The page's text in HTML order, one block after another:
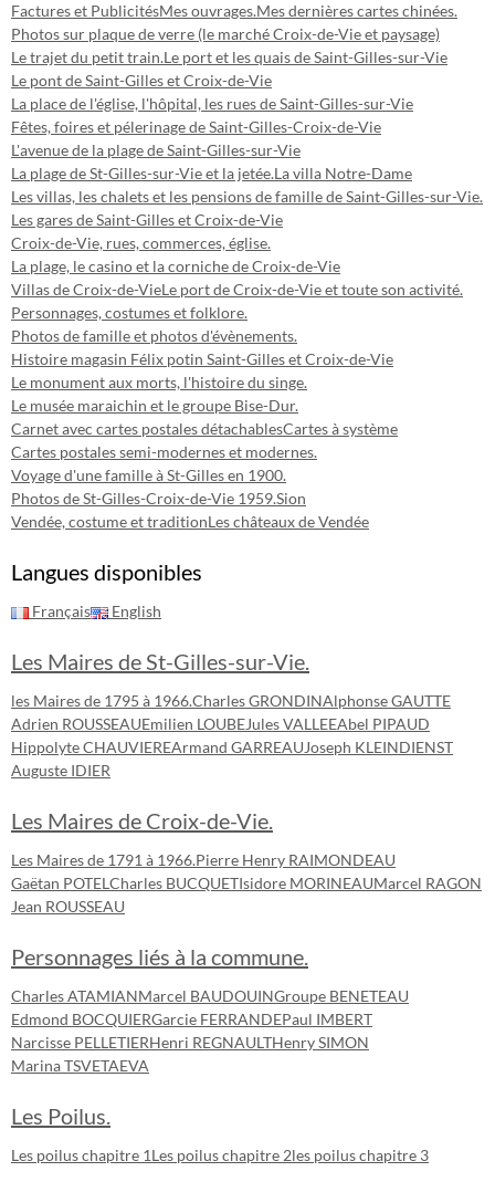
Factures et PublicitésMes ouvrages.Mes dernières cartes chinées.
Photos sur plaque de verre (le marché Croix-de-Vie et paysage)
Le trajet du petit train.Le port et les quais de Saint-Gilles-sur-Vie
Le pont de Saint-Gilles et Croix-de-Vie
La place de l'église, l'hôpital, les rues de Saint-Gilles-sur-Vie
Fêtes, foires et pélerinage de Saint-Gilles-Croix-de-Vie
L'avenue de la plage de Saint-Gilles-sur-Vie
La plage de St-Gilles-sur-Vie et la jetée.La villa Notre-Dame
Les villas, les chalets et les pensions de famille de Saint-Gilles-sur-Vie.
Les gares de Saint-Gilles et Croix-de-Vie
Croix-de-Vie, rues, commerces, église.
La plage, le casino et la corniche de Croix-de-Vie
Villas de Croix-de-VieLe port de Croix-de-Vie et toute son activité.
Personnages, costumes et folklore.
Photos de famille et photos d'évènements.
Histoire magasin Félix potin Saint-Gilles et Croix-de-Vie
Le monument aux morts, l'histoire du singe.
Le musée maraichin et le groupe Bise-Dur.
Carnet avec cartes postales détachablesCartes à système
Cartes postales semi-modernes et modernes.
Voyage d'une famille à St-Gilles en 1900.
Photos de St-Gilles-Croix-de-Vie 1959.Sion
Vendée, costume et traditionLes châteaux de Vendée
Langues disponibles
Français English
Les Maires de St-Gilles-sur-Vie.
les Maires de 1795 à 1966.Charles GRONDINAlphonse GAUTTE
Adrien ROUSSEAUEmilien LOUBEJules VALLEEAbel PIPAUD
Hippolyte CHAUVIEREArmand GARREAUJoseph KLEINDIENST
Auguste IDIER
Les Maires de Croix-de-Vie.
Les Maires de 1791 à 1966.Pierre Henry RAIMONDEAU
Gaëtan POTEL Charles BUCQUETIsidore MORINEAUMarcel RAGON
Jean ROUSSEAU
Personnages liés à la commune.
Charles ATAMIANMarcel BAUDOUINGroupe BENETEAU
Edmond BOCQUIERGarcie FERRANDEPaul IMBERT
Narcisse PELLETIERHenri REGNAULTHenry SIMON
Marina TSVETAEVA
Les Poilus.
Les poilus chapitre 1Les poilus chapitre 2les poilus chapitre 3